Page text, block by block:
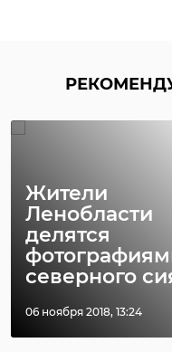
Жители
Ленобласти
делятся
северного
06 ноября 2018, 13:24